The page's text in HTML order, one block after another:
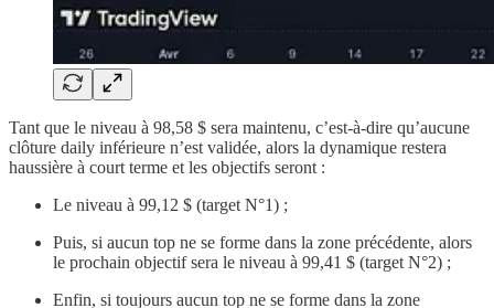
Tant que le niveau à 98,58 $ sera maintenu, c’est-à-dire qu’aucune
clôture daily inférieure n’est validée, alors la dynamique restera
haussière à court terme et les objectifs seront :
Le niveau à 99,12 $ (target N°1) ;
Puis, si aucun top ne se forme dans la zone précédente, alors
le prochain objectif sera le niveau à 99,41 $ (target N°2) ;
Enfin, si toujours aucun top ne se forme dans la zone